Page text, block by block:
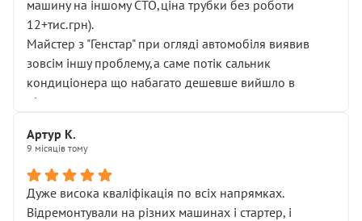
машину на іншому СТО,ціна трубки без роботи
12+тис.грн).
Майстер з "Генстар" при огляді автомобіля виявив
зовсім іншу проблему,а саме потік сальник
кондиціонера що набагато дешевше вийшло в
підсумку.
Артур К.
9 місяців тому
Дуже висока кваліфікація по всіх напрямках.
Відремонтували на різних машинах і стартер, і